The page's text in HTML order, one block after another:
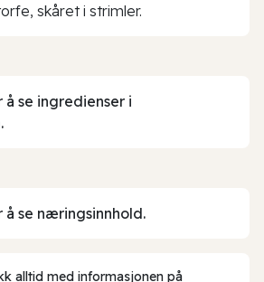
skåret i strimler.
å se ingredienser i
å se næringsinnhold.
alltid med informasjonen på